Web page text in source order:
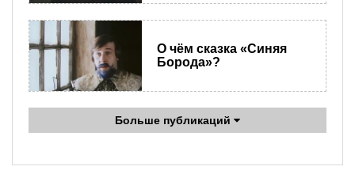
О чём сказка «Синяя
Борода»?
Больше публикаций